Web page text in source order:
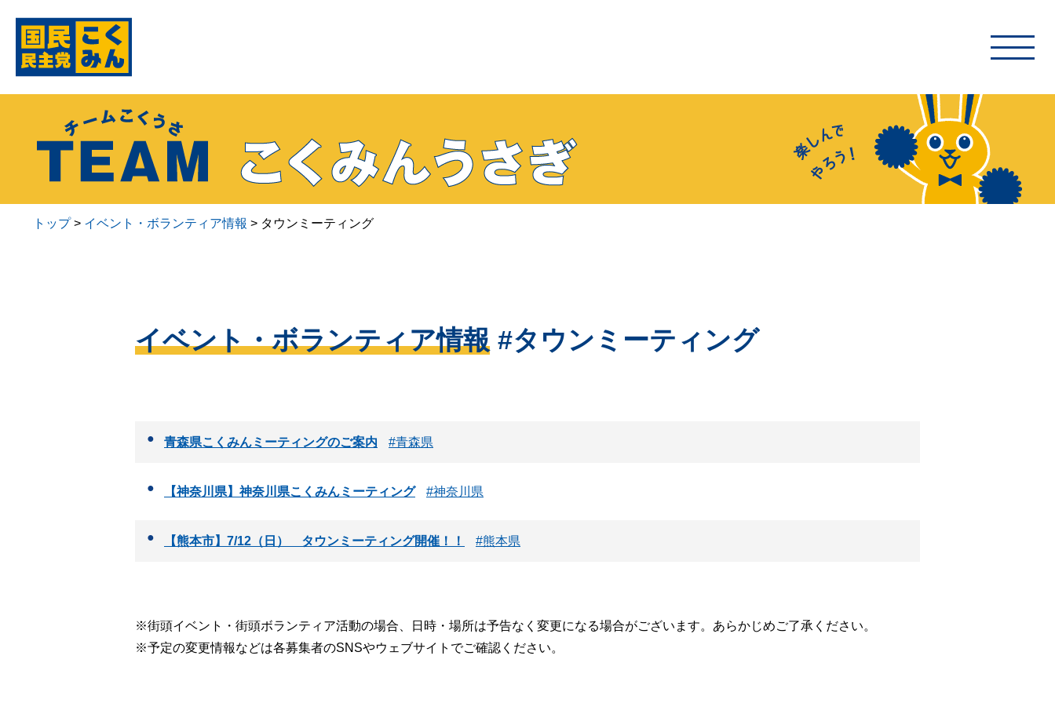
イベント・ボランティア情報
お手伝いガイド
トップ> イベント・ボランティア情報 > タウンミーティング
イベント・ボランティア情報 タウンミーティング
青森県こくみんミーティングのご案内 青森県
【神奈川県】神奈川県こくみんミーティング 神奈川県
【熊本市】7/12（日） タウンミーティング開催！！ 熊本県
※街頭イベント・街頭ボランティア活動の場合、日時・場所は予告なく変更になる場合がございます。あらかじめご了承ください。
※予定の変更情報などは各募集者のSNSやウェブサイトでご確認ください。